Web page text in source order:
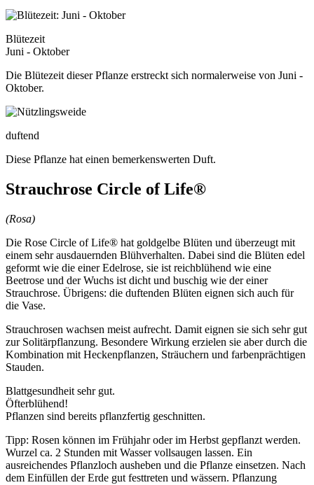
Blütezeit
Juni - Oktober
Die Blütezeit dieser Pflanze erstreckt sich normalerweise von Juni -
Oktober.
duftend
Diese Pflanze hat einen bemerkenswerten Duft.
Strauchrose Circle of Life®
(Rosa)
Die Rose Circle of Life® hat goldgelbe Blüten und überzeugt mit
einem sehr ausdauernden Blühverhalten. Dabei sind die Blüten edel
geformt wie die einer Edelrose, sie ist reichblühend wie eine
Beetrose und der Wuchs ist dicht und buschig wie der einer
Strauchrose. Übrigens: die duftenden Blüten eignen sich auch für
die Vase.
Strauchrosen wachsen meist aufrecht. Damit eignen sie sich sehr gut
zur Solitärpflanzung. Besondere Wirkung erzielen sie aber durch die
Kombination mit Heckenpflanzen, Sträuchern und farbenprächtigen
Stauden.
Blattgesundheit sehr gut.
Öfterblühend!
Pflanzen sind bereits pflanzfertig geschnitten.
Tipp: Rosen können im Frühjahr oder im Herbst gepflanzt werden.
Wurzel ca. 2 Stunden mit Wasser vollsaugen lassen. Ein
ausreichendes Pflanzloch ausheben und die Pflanze einsetzen. Nach
dem Einfüllen der Erde gut festtreten und wässern. Pflanzung